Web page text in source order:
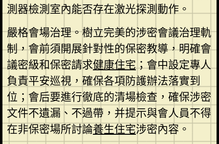
測器檢測室內能否存在激光探測動作。
嚴格會場治理。樹立完美的涉密會議治理軌
制，會前須開展針對性的保密教導，明確會
議密級和保密請求健康住宅；會中設定專人
負責平安巡視，確保各項防護辦法落實到
位；會后要進行徹底的清場檢查，確保涉密
文件不遺漏、不過帶，并提示與會人員不得
在非保密場所討論養生住宅涉密內容。